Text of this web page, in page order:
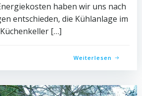
haben wir uns nach
entschieden, die Kühlanlage im
Küchenkeller […]
Weiterlesen